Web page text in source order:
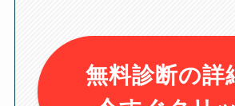
無料診断の詳